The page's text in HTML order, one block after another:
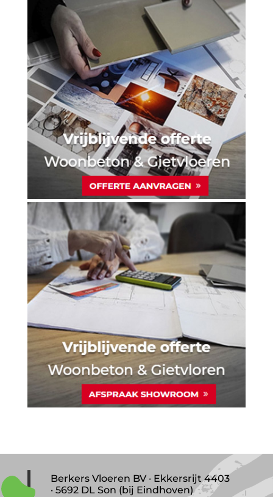
Berkers Vloeren BV · Ekkersrijt 4403
· 5692 DL Son (bij Eindhoven)